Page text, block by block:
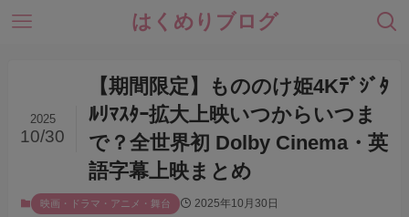
はくめりブログ
【期間限定】もののけ姫4Kﾃﾞｼﾞﾀ
ﾙﾘﾏｽﾀｰ拡大上映いつからいつま
で？全世界初 Dolby Cinema・英
語字幕上映まとめ
2025
10/30
映画・ドラマ・アニメ・舞台 2025年10月30日